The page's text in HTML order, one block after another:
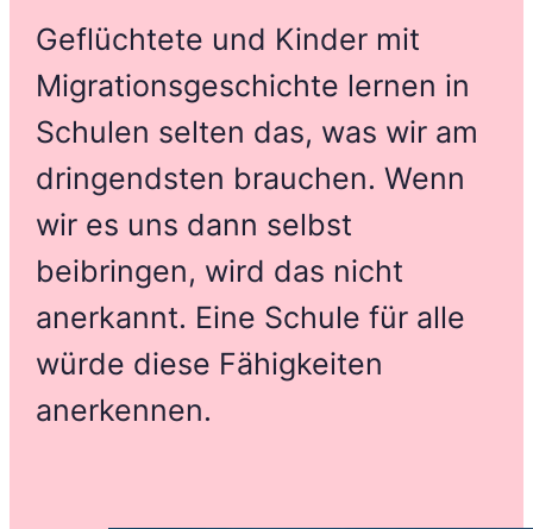
Geflüchtete und Kinder mit
Migrationsgeschichte lernen in
Schulen selten das, was wir am
dringendsten brauchen. Wenn
wir es uns dann selbst
beibringen, wird das nicht
anerkannt. Eine Schule für alle
würde diese Fähigkeiten
anerkennen.